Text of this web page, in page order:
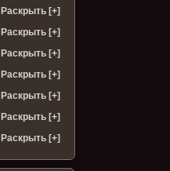
Раскрыть [+]
Раскрыть [+]
Раскрыть [+]
Раскрыть [+]
Раскрыть [+]
Раскрыть [+]
Раскрыть [+]